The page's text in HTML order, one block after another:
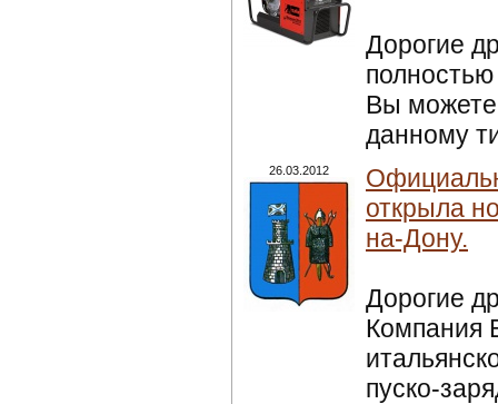
Дорогие
Вы можете
данному
26.03.2012
открыла
на-Дону.
Дорогие
Компания
пуско-